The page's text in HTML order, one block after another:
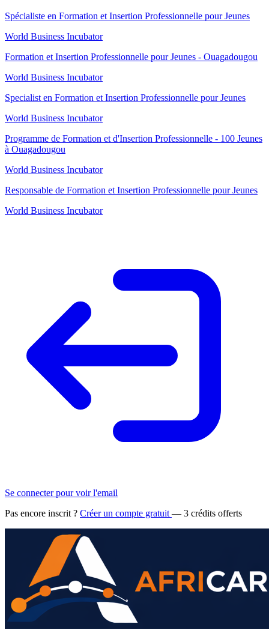
Spécialiste en Formation et Insertion Professionnelle pour Jeunes
World Business Incubator
Formation et Insertion Professionnelle pour Jeunes - Ouagadougou
World Business Incubator
Specialist en Formation et Insertion Professionnelle pour Jeunes
World Business Incubator
Programme de Formation et d'Insertion Professionnelle - 100 Jeunes
à Ouagadougou
World Business Incubator
Responsable de Formation et Insertion Professionnelle pour Jeunes
World Business Incubator
Se connecter pour voir l'email
Pas encore inscrit ? Créer un compte gratuit — 3 crédits offerts